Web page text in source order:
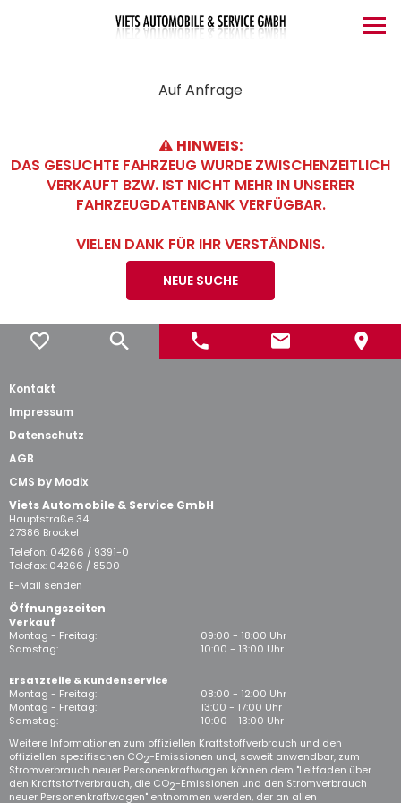
Auf Anfrage
HINWEIS:
DAS GESUCHTE FAHRZEUG WURDE ZWISCHENZEITLICH
VERKAUFT BZW. IST NICHT MEHR IN UNSERER
FAHRZEUGDATENBANK VERFÜGBAR.
VIELEN DANK FÜR IHR VERSTÄNDNIS.
NEUE SUCHE
Kontakt
Impressum
Datenschutz
AGB
CMS by Modix
Viets Automobile & Service GmbH
Hauptstraße 34
27386 Brockel
Telefon: 04266 / 9391-0
Telefax: 04266 / 8500
E-Mail senden
Öffnungszeiten
Verkauf
Montag - Freitag:
09:00 - 18:00 Uhr
Samstag:
10:00 - 13:00 Uhr
Ersatzteile & Kundenservice
Montag - Freitag:
08:00 - 12:00 Uhr
Montag - Freitag:
13:00 - 17:00 Uhr
Samstag:
10:00 - 13:00 Uhr
Weitere Informationen zum offiziellen Kraftstoffverbrauch und den
offiziellen spezifischen CO2-Emissionen und, soweit anwendbar, zum
Stromverbrauch neuer Personenkraftwagen können dem "Leitfaden über
den Kraftstoffverbrauch, die CO2-Emissionen und den Stromverbrauch
neuer Personenkraftwagen" entnommen werden, der an allen